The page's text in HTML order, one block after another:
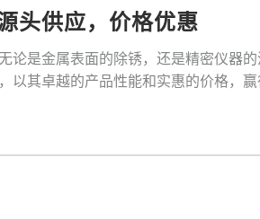
头供应，价格优惠
论是金属表面的除锈，还是精密仪器
以其卓越的产品性能和实惠的价格，